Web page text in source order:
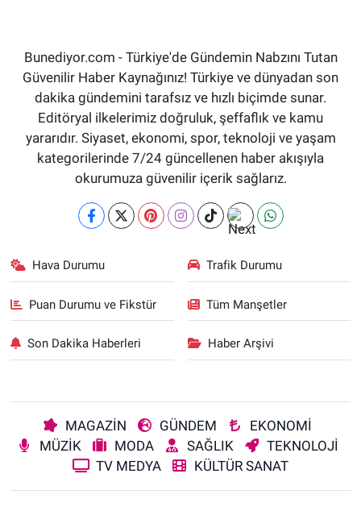
Bunediyor.com - Türkiye'de Gündemin Nabzını Tutan
Güvenilir Haber Kaynağınız! Türkiye ve dünyadan son
dakika gündemini tarafsız ve hızlı biçimde sunar.
Editöryal ilkelerimiz doğruluk, şeffaflık ve kamu
yararıdır. Siyaset, ekonomi, spor, teknoloji ve yaşam
kategorilerinde 7/24 güncellenen haber akışıyla
okurumuza güvenilir içerik sağlarız.
Hava Durumu Trafik Durumu
Puan Durumu ve Fikstür Tüm Manşetler
Son Dakika Haberleri Haber Arşivi
MAGAZİN GÜNDEM
EKONOMİ
MÜZİK
MODA SAĞLIK
TEKNOLOJİ
TV MEDYA
KÜLTÜR SANAT